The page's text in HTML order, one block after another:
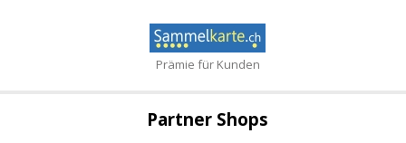
Prämie für Kunden
Partner Shops